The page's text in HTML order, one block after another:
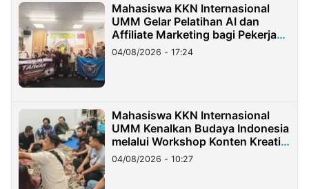
Mahasiswa KKN Internasional
UMM Gelar Pelatihan AI dan
Affiliate Marketing bagi Pekerja
Migran Indonesia di Taiwan
04/08/2026 - 17:24
Mahasiswa KKN Internasional
UMM Kenalkan Budaya Indonesia
melalui Workshop Konten Kreatif
di Taiwan
04/08/2026 - 10:27